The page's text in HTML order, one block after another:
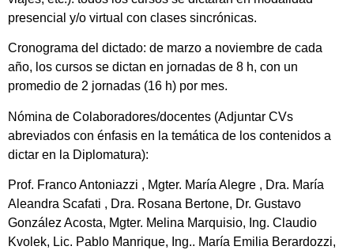
presencial y/o virtual con clases sincrónicas.
Cronograma del dictado: de marzo a noviembre de cada
año, los cursos se dictan en jornadas de 8 h, con un
promedio de 2 jornadas (16 h) por mes.
Nómina de Colaboradores/docentes (Adjuntar CVs
abreviados con énfasis en la temática de los contenidos a
dictar en la Diplomatura):
Prof. Franco Antoniazzi , Mgter. María Alegre , Dra. María
Aleandra Scafati , Dra. Rosana Bertone, Dr. Gustavo
González Acosta, Mgter. Melina Marquisio, Ing. Claudio
Kvolek, Lic. Pablo Manrique, Ing.. María Emilia Berardozzi,